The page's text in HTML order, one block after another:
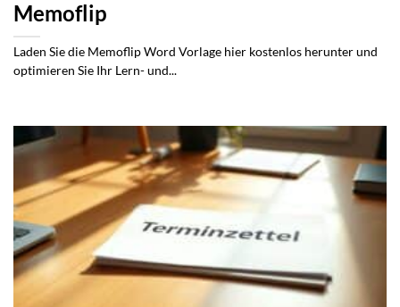
Memoflip
Laden Sie die Memoflip Word Vorlage hier kostenlos herunter und
optimieren Sie Ihr Lern- und...